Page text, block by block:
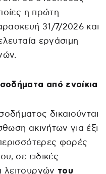
η πρώτη
31/7/2026 και
εργάσιμη
από ενοίκια
δικαιούνται
ακινήτων για έξι
φορές
σε ειδικές
λειτουργών του